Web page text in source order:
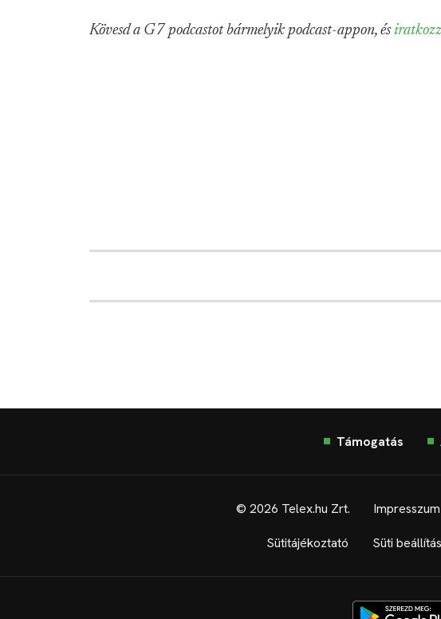
Kövesd a G7 podcastot bármelyik podcast-appon, és
Támogatás
© 2026 Telex.hu Zrt. Impresszum
Sütitájékoztató Süti